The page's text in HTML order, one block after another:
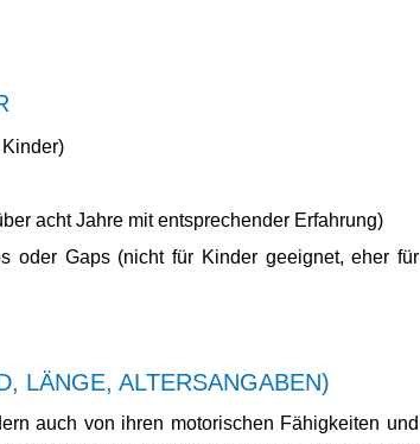
acht Jahre mit entsprechender Erfahrung)
oder Gaps (nicht für Kinder geeignet, eher für
LÄNGE, ALTERSANGABEN)
auch von ihren motorischen Fähigkeiten und